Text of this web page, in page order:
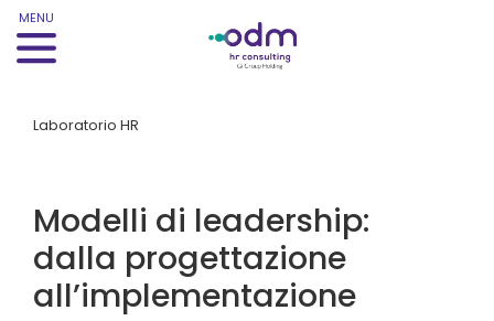
MENU
Laboratorio HR
Modelli di leadership:
dalla progettazione
all’implementazione